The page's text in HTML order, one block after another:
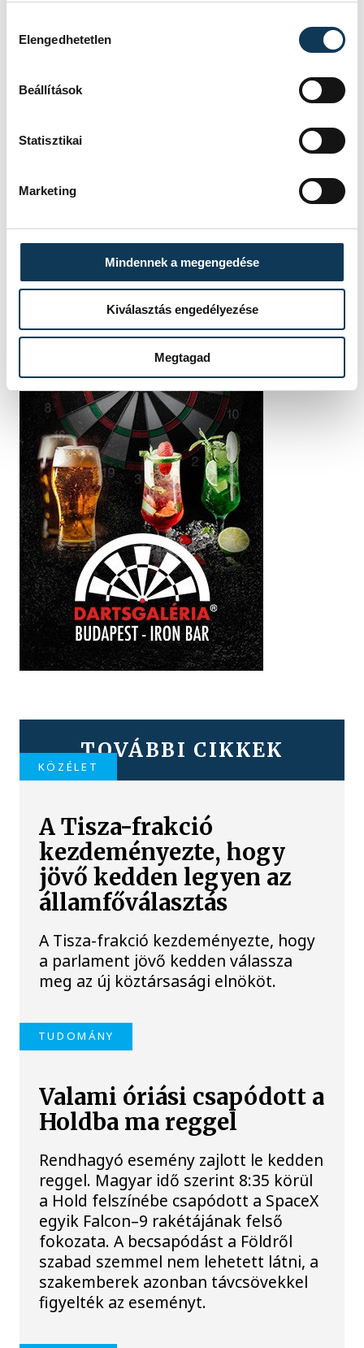
Elengedhetetlen
Beállítások
Statisztikai
Marketing
Mindennek a megengedése
Kiválasztás engedélyezése
Megtagad
Csaba
TOVÁBBI CIKKEK
KÖZÉLET
A Tisza-frakció
kezdeményezte, hogy
jövő kedden legyen az
államfőválasztás
A Tisza-frakció kezdeményezte, hogy
a parlament jövő kedden válassza
meg az új köztársasági elnököt.
TUDOMÁNY
Valami óriási csapódott a
Holdba ma reggel
Rendhagyó esemény zajlott le kedden
reggel. Magyar idő szerint 8:35 körül
a Hold felszínébe csapódott a SpaceX
egyik Falcon–9 rakétájának felső
fokozata. A becsapódást a Földről
szabad szemmel nem lehetett látni, a
szakemberek azonban távcsövekkel
figyelték az eseményt.